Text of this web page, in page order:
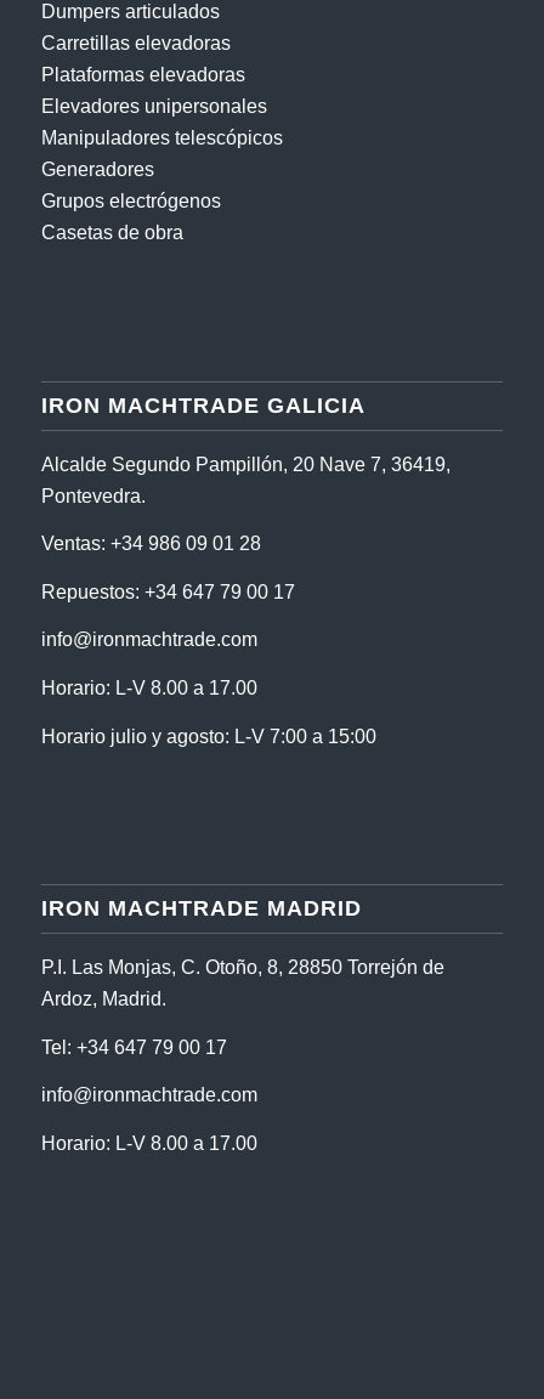
Dumpers articulados
Carretillas elevadoras
Plataformas elevadoras
Elevadores unipersonales
Manipuladores telescópicos
Generadores
Grupos electrógenos
Casetas de obra
IRON MACHTRADE GALICIA
Alcalde Segundo Pampillón, 20 Nave 7, 36419,
Pontevedra.
Ventas: +34 986 09 01 28
Repuestos: +34 647 79 00 17
info@ironmachtrade.com
Horario: L-V 8.00 a 17.00
Horario julio y agosto: L-V 7:00 a 15:00
IRON MACHTRADE MADRID
P.I. Las Monjas, C. Otoño, 8, 28850 Torrejón de
Ardoz, Madrid.
Tel: +34 647 79 00 17
info@ironmachtrade.com
Horario: L-V 8.00 a 17.00